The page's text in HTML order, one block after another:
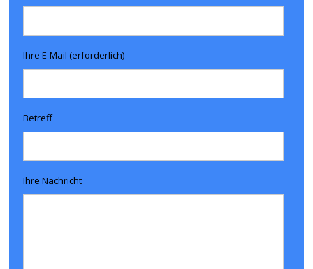
Ihre E-Mail (erforderlich)
Betreff
Ihre Nachricht